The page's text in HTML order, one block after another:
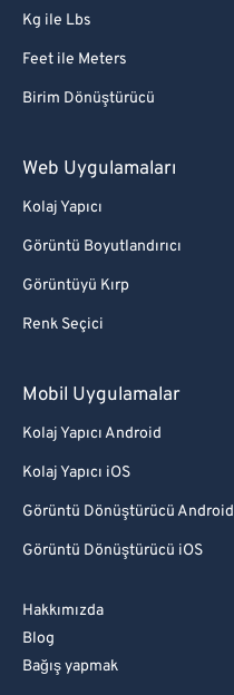
Kg ile Lbs
Feet ile Meters
Birim Dönüştürücü
Web Uygulamaları
Kolaj Yapıcı
Görüntü Boyutlandırıcı
Görüntüyü Kırp
Renk Seçici
Mobil Uygulamalar
Kolaj Yapıcı Android
Kolaj Yapıcı iOS
Görüntü Dönüştürücü Android
Görüntü Dönüştürücü iOS
Hakkımızda
Blog
Bağış yapmak